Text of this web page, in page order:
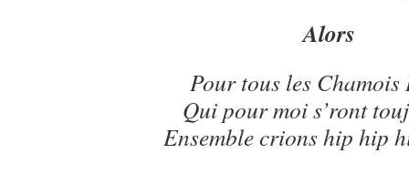
Alors
Pour tous les Chamois
Qui pour moi s’ront
Ensemble crions hip hip